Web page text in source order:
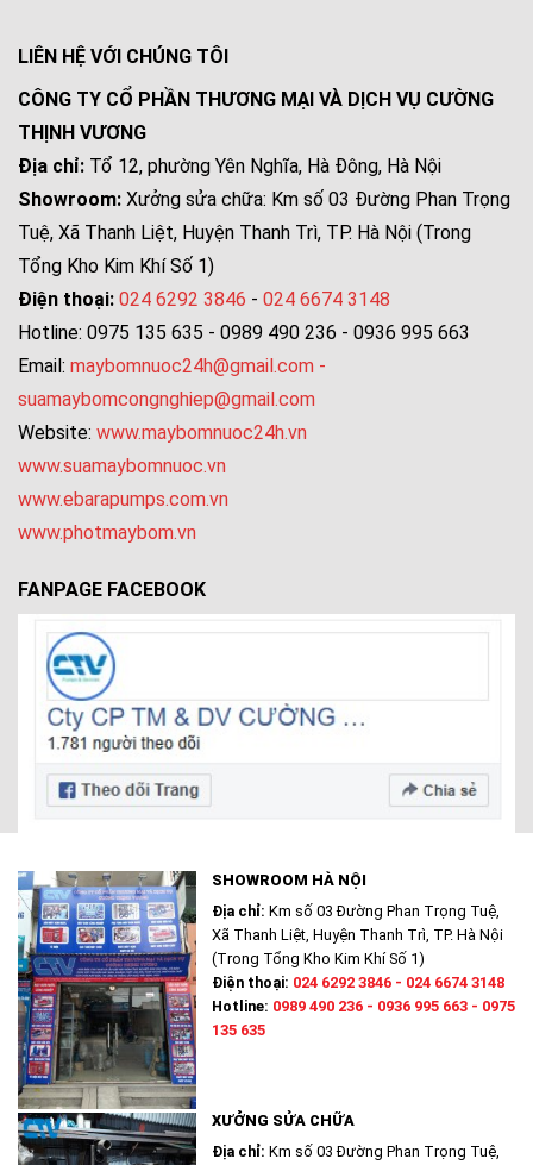
LIÊN HỆ VỚI CHÚNG TÔI
CÔNG TY CỔ PHẦN THƯƠNG MẠI VÀ DỊCH VỤ CƯỜNG
THỊNH VƯƠNG
Địa chỉ: Tổ 12, phường Yên Nghĩa, Hà Đông, Hà Nội
Showroom: Xưởng sửa chữa: Km số 03 Đường Phan Trọng
Tuệ, Xã Thanh Liệt, Huyện Thanh Trì, TP. Hà Nội (Trong
Tổng Kho Kim Khí Số 1)
Điện thoại: 024 6292 3846 - 024 6674 3148
Hotline: 0975 135 635 - 0989 490 236 - 0936 995 663
Email: maybomnuoc24h@gmail.com -
suamaybomcongnghiep@gmail.com
Website: www.maybomnuoc24h.vn
www.suamaybomnuoc.vn
www.ebarapumps.com.vn
www.photmaybom.vn
FANPAGE FACEBOOK
SHOWROOM HÀ NỘI
Địa chỉ: Km số 03 Đường Phan Trọng Tuệ,
Xã Thanh Liệt, Huyện Thanh Trì, TP. Hà Nội
(Trong Tổng Kho Kim Khí Số 1)
Điện thoại: 024 6292 3846 - 024 6674 3148
Hotline: 0989 490 236 - 0936 995 663 - 0975
135 635
XƯỞNG SỬA CHỮA
Địa chỉ: Km số 03 Đường Phan Trọng Tuệ,